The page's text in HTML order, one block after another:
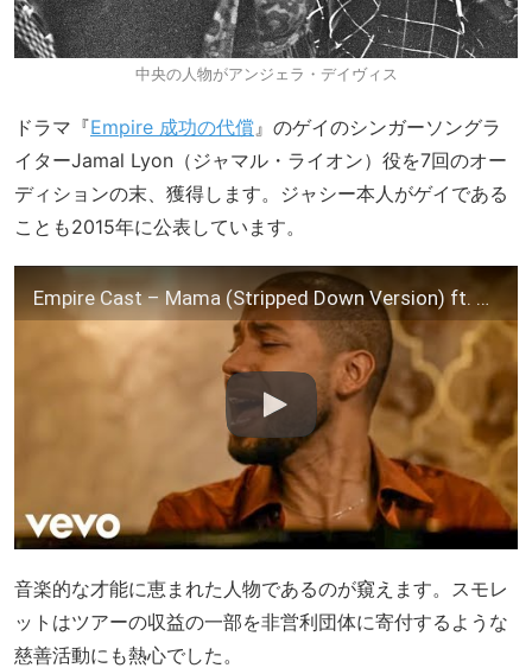
中央の人物がアンジェラ・デイヴィス
ドラマ『Empire 成功の代償 』のゲイのシンガーソングラ
イターJamal Lyon（ジャマル・ライオン）役を7回のオー
ディションの末、獲得します。ジャシー本人がゲイである
ことも2015年に公表しています。
Empire Cast – Mama (Stripped Down Version) ft. Jussie Smollett (Official Video)
音楽的な才能に恵まれた人物であるのが窺えます。スモレ
ットはツアーの収益の一部を非営利団体に寄付するような
慈善活動にも熱心でした。